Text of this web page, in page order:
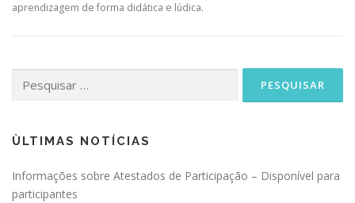
aprendizagem de forma didática e lúdica.
por:
ÙLTIMAS NOTÍCIAS
Informações sobre Atestados de Participação – Disponível para
participantes